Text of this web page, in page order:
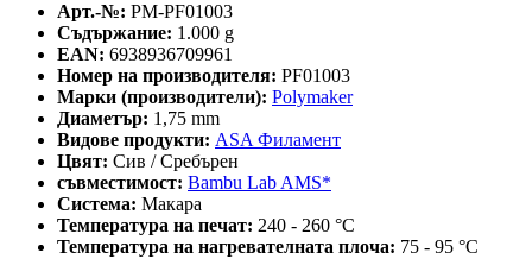
Арт.-№: PM-PF01003
Съдържание: 1.000 g
EAN: 6938936709961
Номер на производителя: PF01003
Марки (производители): Polymaker
Диаметър: 1,75 mm
Видове продукти: ASA Филамент
Цвят: Сив / Сребърен
съвместимост: Bambu Lab AMS*
Система: Макара
Температура на печат: 240 - 260 °C
Температура на нагревателната плоча: 75 - 95 °C